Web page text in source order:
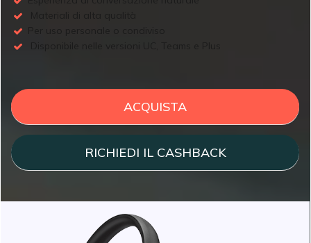
ACQUISTA
RICHIEDI IL CASHBACK